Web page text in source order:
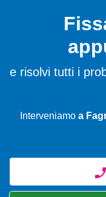
e risolvi tutti i
Interveniamo a